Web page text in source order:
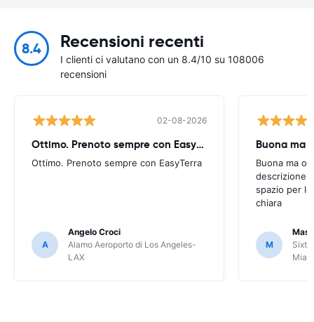
8.4 Recensioni recenti
I clienti ci valutano con un 8.4/10 su 108006
recensioni
02-08-2026
Ottimo. Prenoto sempre con EasyTerra
Ottimo. Prenoto sempre con EasyTerra
A
Angelo Croci
Alamo Aeroporto di Los Angeles-
LAX
Buona ma
Buona ma
descrizione
spazio per
chiara
M
Sixt